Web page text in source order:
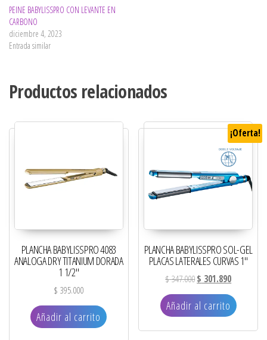
PEINE BABYLISSPRO CON LEVANTE EN
CARBONO
diciembre 4, 2023
Entrada similar
Productos relacionados
PLANCHA BABYLISSPRO 4083
ANALOGA DRY TITANIUM DORADA
1 1/2″
$ 395.000
Añadir al carrito
¡Oferta!
PLANCHA BABYLISSPRO SOL-GEL
PLACAS LATERALES CURVAS 1″
$347.000El precio original era:
$ 301.890El precio
Añadir al carrito